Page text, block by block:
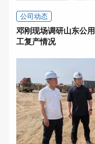
公司动态
邓刚现场调研山东公
工复产情况